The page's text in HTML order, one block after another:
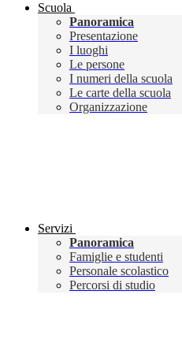
Scuola
Panoramica
Presentazione
I luoghi
Le persone
I numeri della scuola
Le carte della scuola
Organizzazione
Servizi
Panoramica
Famiglie e studenti
Personale scolastico
Percorsi di studio